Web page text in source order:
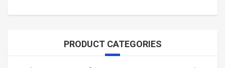
PRODUCT CATEGORIES